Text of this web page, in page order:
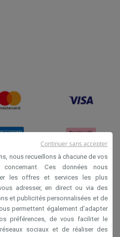
de vente
nous recueillons à chacune de vos
Ces données nous
les offres et services les plus
adresser, en direct ou via des
et publicités personnalisées et de
permettent également d’adapter
préférences, de vous faciliter le
sociaux et de réaliser des
Continuer sans accepter